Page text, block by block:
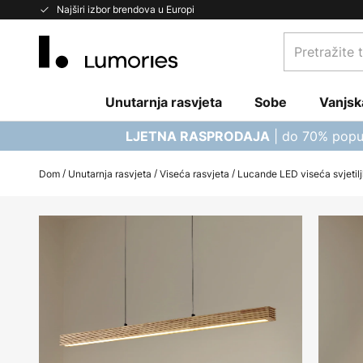
Najširi izbor brendova u Europi
Skip
Pretražite
trgovinu...
Unutarnja rasvjeta Sobe
LJETNA RASPRODAJA | do 70%
Dom Unutarnja rasvjeta Viseća rasvjeta Lucande LED viseća
images